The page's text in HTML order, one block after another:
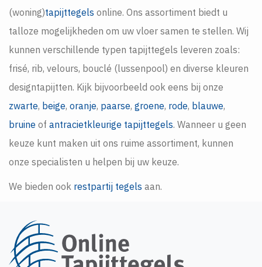
(woning)tapijttegels online. Ons assortiment biedt u
talloze mogelijkheden om uw vloer samen te stellen. Wij
kunnen verschillende typen tapijttegels leveren zoals:
frisé, rib, velours, bouclé (lussenpool) en diverse kleuren
designtapijtten. Kijk bijvoorbeeld ook eens bij onze
zwarte, beige, oranje, paarse, groene, rode, blauwe,
bruine of antracietkleurige tapijttegels. Wanneer u geen
keuze kunt maken uit ons ruime assortiment, kunnen
onze specialisten u helpen bij uw keuze.
We bieden ook restpartij tegels aan.